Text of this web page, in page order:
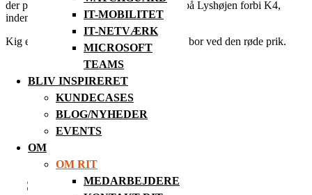
IT-MOBILITET
IT-NETVÆRK
MICROSOFT
TEAMS
BLIV INSPIRERET
KUNDECASES
BLOG/NYHEDER
EVENTS
OM
OM RIT
MEDARBEJDERE
der peger ind til K1-K3, så vil man køre på Lyshøjen forbi K4,
inden man kommer til vores bygning.
Kig eventuelt på illustrationen øverst – vi bor ved den røde prik.
Send formularen…